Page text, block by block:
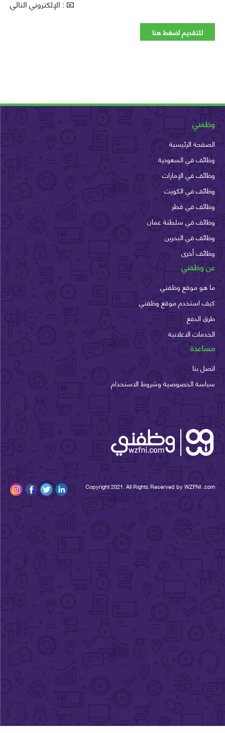
للتقديم اضغط هنا
الرئيسية
في السعودية
في الإمارات
في الكويت
في قطر
في سلطنة عمان
في البحرين
أخرى
موقع وظفني
استخدم موقع وظفني
الاعلانية
بنا
الخصوصية وشروط الاستخدام
Copyright 2021. All Rights Reserved by WZFNI